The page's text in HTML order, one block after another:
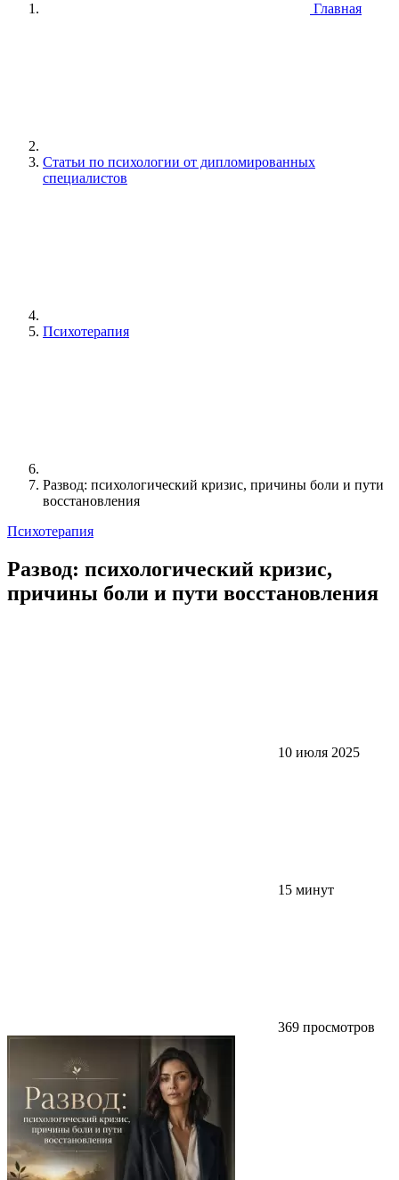
Главная
Статьи по психологии от дипломированных
специалистов
Психотерапия
Развод: психологический кризис, причины боли и пути
восстановления
Психотерапия
Развод: психологический кризис,
причины боли и пути восстановления
10 июля 2025
15 минут
369 просмотров